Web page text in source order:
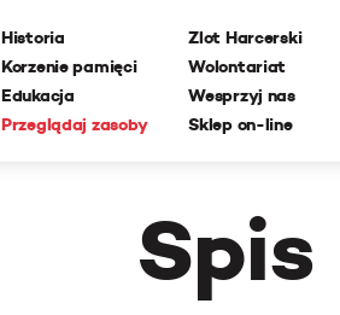
Historia
Korzenie pamięci
Edukacja
Przeglądaj zasoby
Zlot Harcerski
Wolontariat
Wesprzyj nas
Sklep on-line
Spis